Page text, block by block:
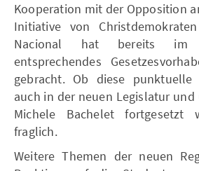
Kooperation mit der Opposition
Initiative von
Nacional hat bereits im
entsprechendes
gebracht. Ob diese punktuelle
auch in der neuen Legislatur
Michele Bachelet fortgesetzt
fraglich.
Weitere Themen der neuen